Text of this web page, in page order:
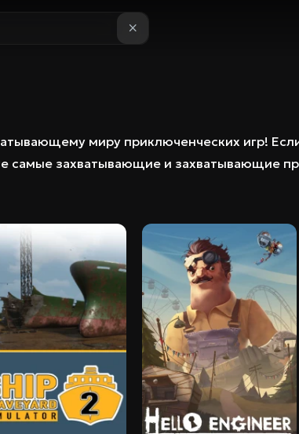
миру приключенческих игр!
самые захватывающие и захватывающие